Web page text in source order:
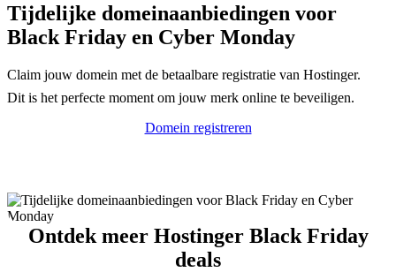
Tijdelijke domeinaanbiedingen voor
Black Friday en Cyber Monday
Claim jouw domein met de betaalbare registratie van Hostinger.
Dit is het perfecte moment om jouw merk online te beveiligen.
Domein registreren
Ontdek meer Hostinger Black Friday
deals